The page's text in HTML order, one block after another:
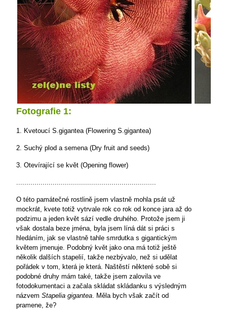
Fotografie 1:
1. Kvetoucí S.gigantea (Flowering S.gigantea)
2. Suchý plod a semena (Dry fruit and seeds)
3. Otevírající se květ (Opening flower)
.....................................................................
O této památečné rostlině jsem vlastně mohla psát už
mockrát, kvete totiž vytrvale rok co rok od konce jara až do
podzimu a jeden květ sází vedle druhého. Protože jsem ji
však dostala beze jména, byla jsem líná dát si práci s
hledáním, jak se vlastně tahle smrdutka s gigantickým
květem jmenuje. Podobný květ jako ona má totiž ještě
několik dalších stapelií, takže nezbývalo, než si udělat
pořádek v tom, která je která. Naštěstí některé sobě si
podobné druhy mám také, takže jsem zalovila ve
fotodokumentaci a začala skládat skládanku s výsledným
názvem Stapelia gigantea. Měla bych však začít od
pramene, že?